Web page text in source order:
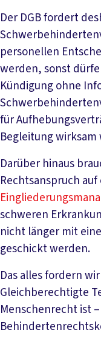
Der DGB fordert
personellen
werden, sonst
Kündigung ohne
für
Begleitung wirksam
Darüber hinaus
Rechtsanspruch
schweren
nicht länger mit
geschickt werden.
Das alles fordern
Gleichberechtigte
Menschenrecht ist